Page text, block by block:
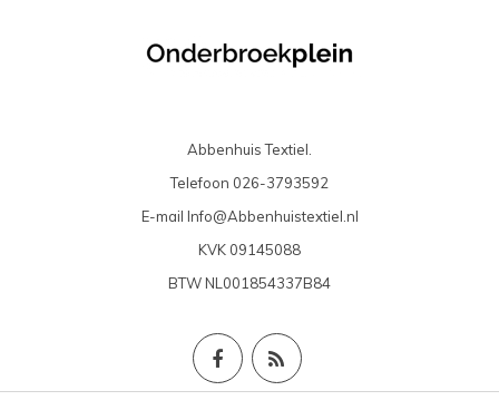
Abbenhuis Textiel.
Telefoon 026-3793592
E-mail Info@Abbenhuistextiel.nl
KVK 09145088
BTWNL001854337B84